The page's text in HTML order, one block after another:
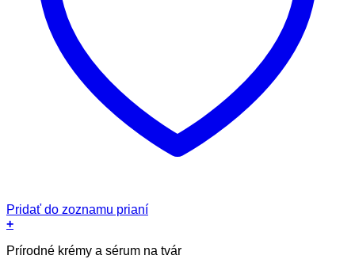
Pridať do zoznamu prianí
+
Prírodné krémy a sérum na tvár